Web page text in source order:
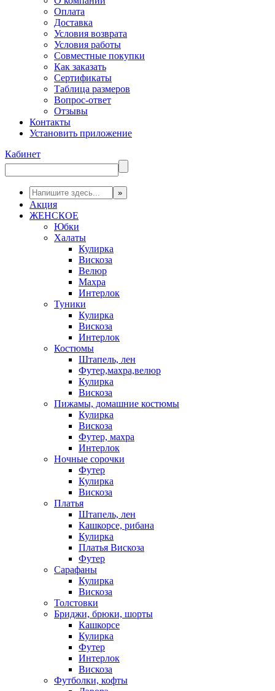
Оплата
Доставка
Условия возврата
Условия работы
Совместные покупки
Как заказать
Сертификаты
Таблица размеров
Вопрос-ответ
Отзывы
Контакты
Установить приложение
Кабинет
Акция
ЖЕНСКОЕ
Юбки
Халаты
Кулирка
Вискоза
Велюр
Махра
Интерлок
Туники
Кулирка
Вискоза
Интерлок
Костюмы
Штапель, лен
Футер,махра,велюр
Кулирка
Вискоза
Пижамы, домашние костюмы
Кулирка
Вискоза
Футер, махра
Интерлок
Ночные сорочки
Футер
Кулирка
Вискоза
Платья
Штапель, лен
Кашкорсе, рибана
Кулирка
Платья Вискоза
Футер
Сарафаны
Кулирка
Вискоза
Толстовки
Бриджи, брюки, шорты
Кашкорсе
Кулирка
Футер
Интерлок
Вискоза
Футболки, кофты